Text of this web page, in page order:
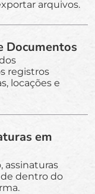
arquivos.
Documentos
registros
locações e
em
assinaturas
dentro do